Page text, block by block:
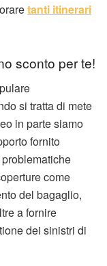
tanti itinerari
sconto per te!
si tratta di mete
in parte siamo
fornito
come
del bagaglio,
a fornire
dei sinistri di